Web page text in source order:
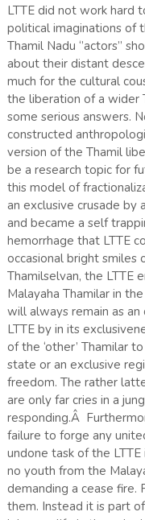
LTTE did not work hard
political imaginations of
Thamil Nadu ‘’actors’’
about their distant
much for the cultural
the liberation of a wider
some serious answers.
constructed
version of the Thamil
be a research topic for
this model of
an exclusive crusade by
and became a self
hemorrhage that LTTE
occasional bright smiles
Thamilselvan, the LTTE
Malayaha Thamilar in
will always remain as
LTTE by in its
of the ‘other’ Thamilar
state or an exclusive
freedom. The rather
are only far cries in a
responding.Â
failure to forge any
undone task of the
no youth from the
demanding a cease fire.
them. Instead it is part